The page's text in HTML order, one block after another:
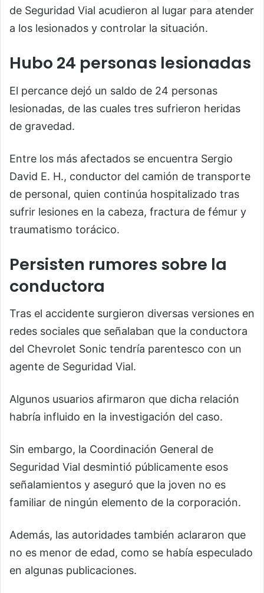
de Seguridad Vial acudieron al lugar para atender
a los lesionados y controlar la situación.
Hubo 24 personas lesionadas
El percance dejó un saldo de 24 personas
lesionadas, de las cuales tres sufrieron heridas
de gravedad.
Entre los más afectados se encuentra Sergio
David E. H., conductor del camión de transporte
de personal, quien continúa hospitalizado tras
sufrir lesiones en la cabeza, fractura de fémur y
traumatismo torácico.
Persisten rumores sobre la
conductora
Tras el accidente surgieron diversas versiones en
redes sociales que señalaban que la conductora
del Chevrolet Sonic tendría parentesco con un
agente de Seguridad Vial.
Algunos usuarios afirmaron que dicha relación
habría influido en la investigación del caso.
Sin embargo, la Coordinación General de
Seguridad Vial desmintió públicamente esos
señalamientos y aseguró que la joven no es
familiar de ningún elemento de la corporación.
Además, las autoridades también aclararon que
no es menor de edad, como se había especulado
en algunas publicaciones.